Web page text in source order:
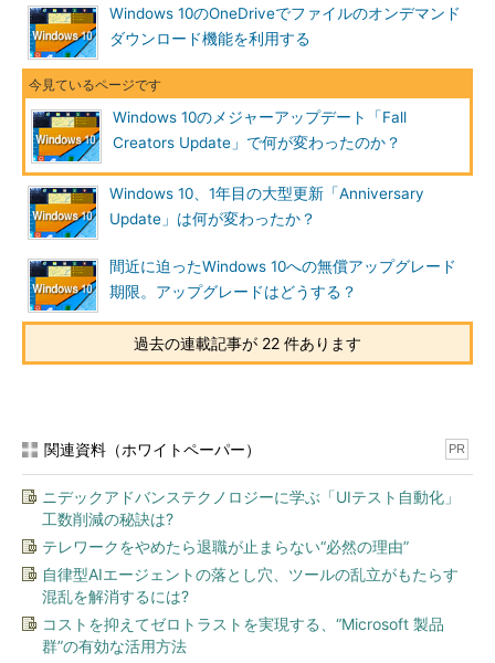
みをまとめている（これらのうちの幾つかはすでにWindows
Updateなどで適用されていることもある）。詳細については、
今後別記事で解説することにして、ここでは詳しくは解説しな
い。
GUI／デスクトップ／エクスプローラー関連の新機能／機能
強化点
Windows 10 Fall Crators Updateはメジャーアップデートでは
あるが、何か大きな機能を実装したわけではなく、どちらかとい
うと、細かい部分のリファインが中心である。以下にGUIやスタ
ート画面などに関する更新点をまとめておく。
概要
用
・まずはスタート画面（の背景）やアクションセンター、電卓
アプリなどでアクリルのような材質感を表現している
スタート画
面
・スタート画面のリサイズがスムーズになった
・スタート画面を左右、上下だけではなく、斜め方向にもリサ
イズが可能になった
面のコンテ
キストメニ
ュー
グループ中の「Microsoft Edge」など）、「タスク」などの新
しいコンテキストメニューを追加した
スクロール
・マウスカーソルが近くにない場合は、ウィンドウのスクロー
Windows 10のOneDriveでファイルのオンデマンド
ダウンロード機能を利用する
Windows 10のメジャーアップデート「Fall
Creators Update」で何が変わったのか？
Windows 10、1年目の大型更新「Anniversary
Update」は何が変わったか？
間近に迫ったWindows 10への無償アップグレード
期限。アップグレードはどうする？
過去の連載記事が 22 件あります
関連資料（ホワイトペーパー） PR
ニデックアドバンステクノロジーに学ぶ「UIテスト自動化」
工数削減の秘訣は?
テレワークをやめたら退職が止まらない“必然の理由”
自律型AIエージェントの落とし穴、ツールの乱立がもたらす
混乱を解消するには?
コストを抑えてゼロトラストを実現する、“Microsoft 製品
群”の有効な活用方法